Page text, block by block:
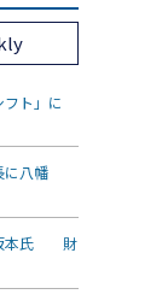
ト」に
に八幡
坂本氏 財